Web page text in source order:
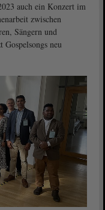
auch ein Konzert im
zwischen
Sängern und
neu